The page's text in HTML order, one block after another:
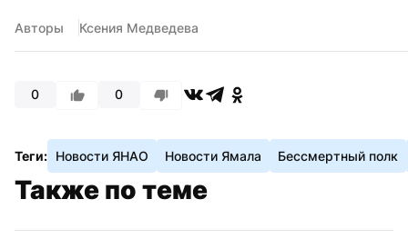
Авторы Ксения Медведева
0 0
Теги: Новости ЯНАО Новости Ямала Бессмертный полк
Также по теме